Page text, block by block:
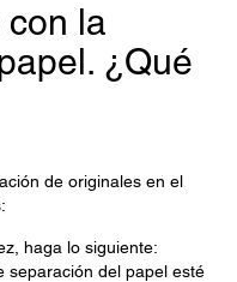
con la
¿Qué
de originales en el
haga lo siguiente:
separación del papel esté